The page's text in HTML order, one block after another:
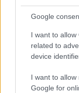
Google
I want to
related to
device
I want to
Google for
Sokan hatalmas
Digital és a
Monkey Island
egy újabb
szériáját.